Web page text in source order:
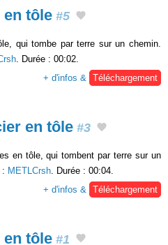
en tôle #5
qui tombe par terre sur un chemin.
. Durée : 00:02.
+ d'infos &
Téléchargement
en tôle #3
en tôle, qui tombent par terre sur un
: METLCrsh . Durée : 00:04.
+ d'infos &
Téléchargement
en tôle #1